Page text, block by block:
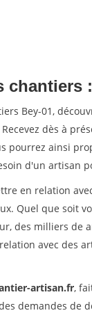
Bey-01,
dès à
pourrez ainsi
d'un artisan
en relation
Quel que soit
des milliers de
avec des
artisan.fr,
demandes de